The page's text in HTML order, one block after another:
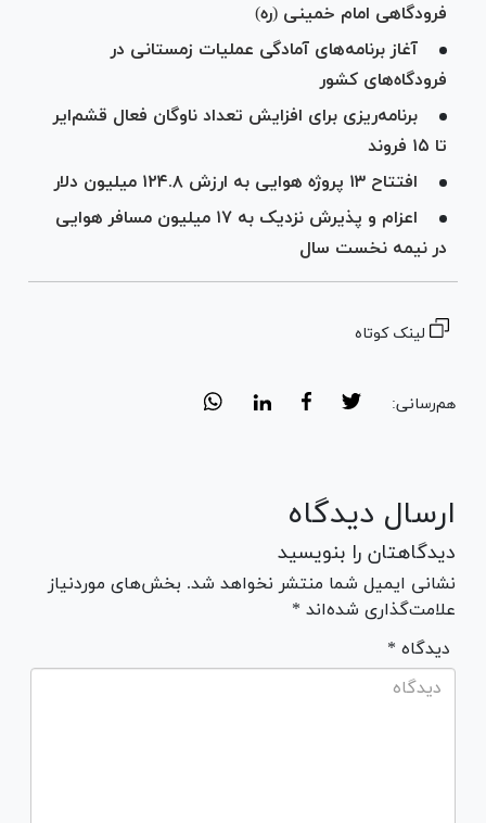
فرودگاهی امام خمینی (ره)
آغاز برنامه‌های آمادگی عملیات زمستانی در
فرودگاه‌های کشور
برنامه‌ریزی برای افزایش تعداد ناوگان فعال قشم‌ایر
تا ۱۵ فروند
افتتاح ۱۳ پروژه هوایی به ارزش ۱۲۴.۸ میلیون دلار
اعزام و پذیرش نزدیک به ۱۷ میلیون مسافر هوایی
در نیمه نخست سال
لینک کوتاه
هم‌رسانی:
ارسال دیدگاه
دیدگاهتان را بنویسید
نشانی ایمیل شما منتشر نخواهد شد. بخش‌های موردنیاز
علامت‌گذاری شده‌اند *
* دیدگاه